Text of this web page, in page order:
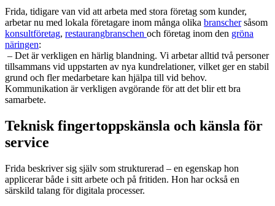
Frida, tidigare van vid att arbeta med stora företag som kunder,
arbetar nu med lokala företagare inom många olika branschersåsom
konsultföretag, restaurangbranschen och företag inom den gröna
näringen:
– Det är verkligen en härlig blandning. Vi arbetar alltid två personer
tillsammans vid uppstarten av nya kundrelationer, vilket ger en stabil
grund och fler medarbetare kan hjälpa till vid behov.
Kommunikation är verkligen avgörande för att det blir ett bra
samarbete.
Teknisk fingertoppskänsla och känsla för
service
Frida beskriver sig själv som strukturerad – en egenskap hon
applicerar både i sitt arbete och på fritiden. Hon har också en
särskild talang för digitala processer.